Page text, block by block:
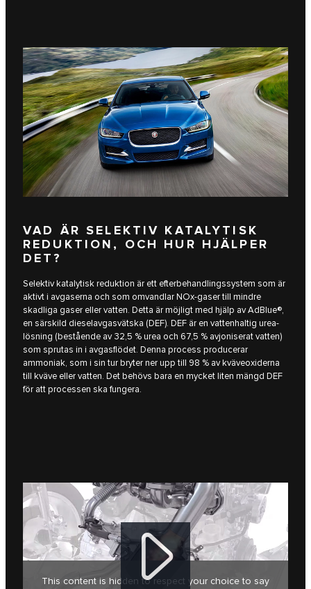
VAD ÄR SELEKTIV KATALYTISK
REDUKTION, OCH HUR HJÄLPER
DET?
Selektiv katalytisk reduktion är ett efterbehandlingssystem som är
aktivt i avgaserna och som omvandlar NOx-gaser till mindre
skadliga gaser eller vatten. Detta är möjligt med hjälp av AdBlue®,
en särskild dieselavgasvätska (DEF). DEF är en vattenhaltig urea-
lösning (bestående av 32,5 % urea och 67,5 % avjoniserat vatten)
som sprutas in i avgasflödet. Denna process producerar
ammoniak, som i sin tur bryter ner upp till 98 % av kväveoxiderna
till kväve eller vatten. Det behövs bara en mycket liten mängd DEF
för att processen ska fungera.
This content is hidden to respect your choice to say